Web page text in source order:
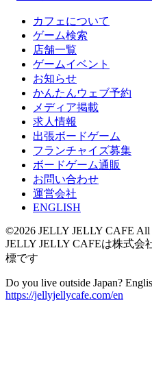
カフェについて
ゲーム検索
店舗一覧
ゲームイベント
お知らせ
かんたんウェブ予約
メディア掲載
求人情報
出張ボードゲーム
フランチャイズ募集
ボードゲーム通販
お問い合わせ
運営会社
ENGLISH
©2026 JELLY JELLY CAFE All
JELLY JELLY CAFEは株式
標です
Do you live outside Japan?
https://jellyjellycafe.com/en